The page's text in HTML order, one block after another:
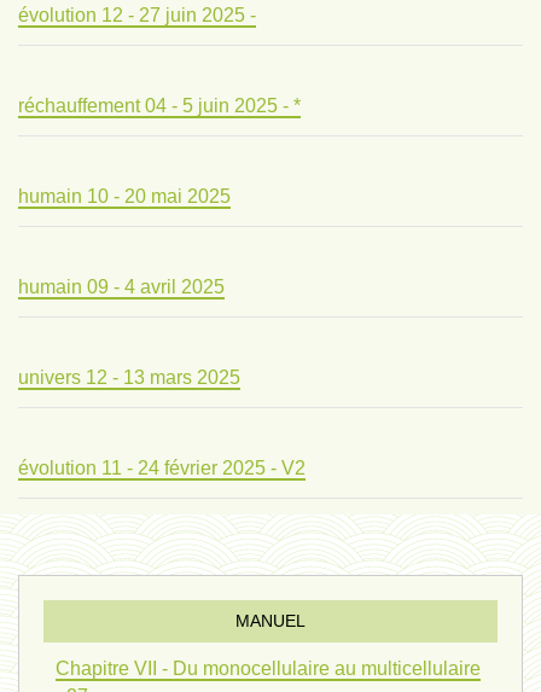
évolution 12 - 27 juin 2025 -
réchauffement 04 - 5 juin 2025 - *
humain 10 - 20 mai 2025
humain 09 - 4 avril 2025
univers 12 - 13 mars 2025
évolution 11 - 24 février 2025 - V2
évolution 10 - 4 février 2025
réconciliations 04 - 26 janvier
MANUEL
Chapitre VII - Du monocellulaire au multicellulaire